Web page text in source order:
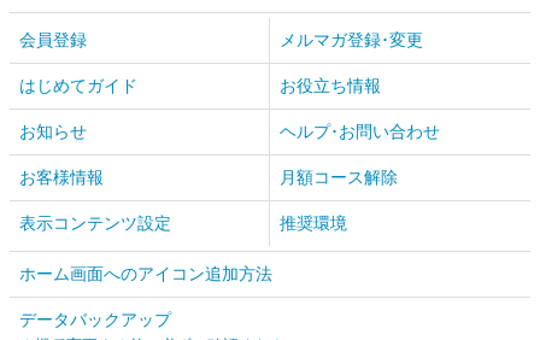
会員登録 メルマガ登録･変更
はじめてガイド お役立ち情報
お知らせ ヘルプ･お問い合わせ
お客様情報 月額コース解除
表示コンテンツ設定 推奨環境
ホーム画面へのアイコン追加方法
データバックアップ